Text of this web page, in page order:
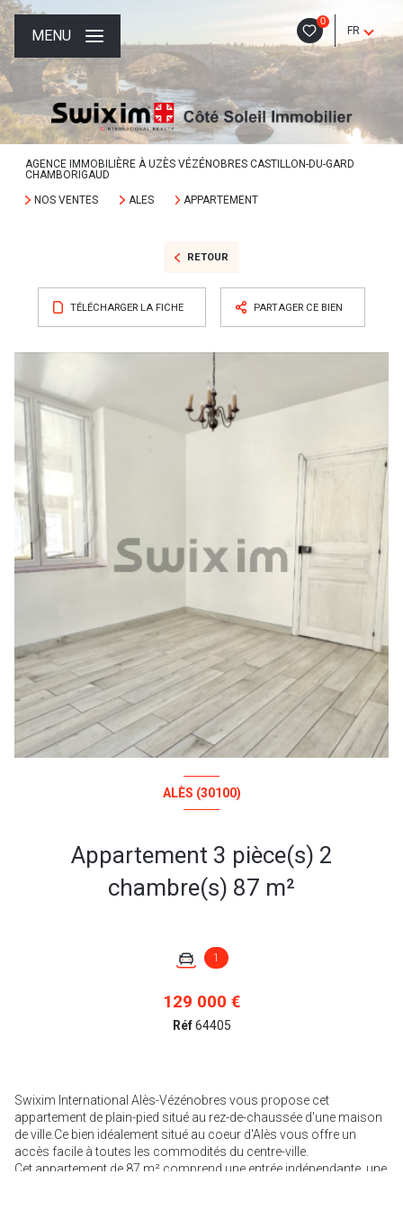
0
FR
MENU
AGENCE IMMOBILIÈRE À UZÈS VÉZÉNOBRES CASTILLON-DU-GARD
CHAMBORIGAUD
NOS VENTES
ALES APPARTEMENT
RETOUR
TÉLÉCHARGER LA FICHE PARTAGER CE BIEN
ALÈS (30100)
Appartement 3 pièce(s) 2
chambre(s) 87 m²
1
129 000 €
Réf64405
Swixim International Alès-Vézénobres vous propose cet
appartement de plain-pied situé au rez-de-chaussée d'une maison
de ville.Ce bien idéalement situé au coeur d'Alès vous offre un
accès facile à toutes les commodités du centre-ville.
Cet appartement de 87 m² comprend une entrée indépendante, une